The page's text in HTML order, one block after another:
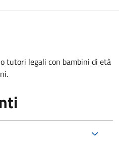
tutori legali con bambini di età